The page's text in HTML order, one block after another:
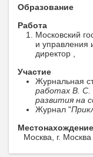
Образование
Работа
Московский
и управления
директор ,
Участие
Журнальная
работах В. С.
развития на
Журнал "
Местонахождение
Москва, г.